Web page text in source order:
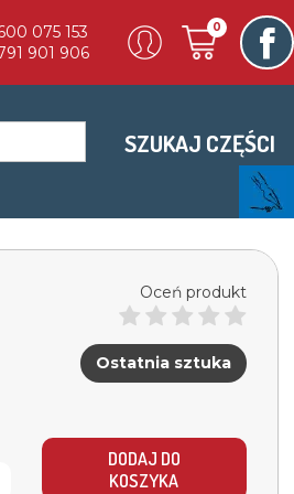
075 153
901 906
0
SZUKAJ CZĘŚCI
Oceń produkt
Ostatnia sztuka
DODAJ DO
KOSZYKA